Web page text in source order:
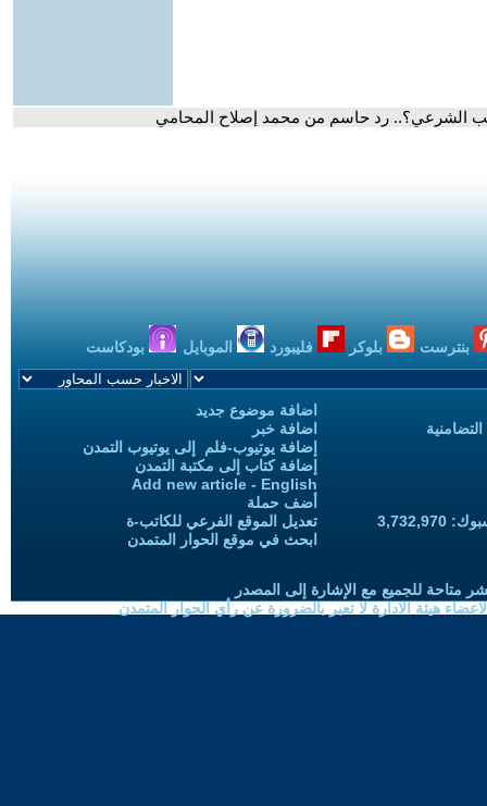
الشرعي؟.. رد حاسم من محمد إصلاح المحامي
بنترست بلوكر فليبورد الموبايل بودكاست
اضافة موضوع جديد
اضافة خبر
إضافة يوتيوب-فلم إلى يوتيوب التمدن
إضافة كتاب إلى مكتبة التمدن
Add new article - English
أضف حملة
تعديل الموقع الفرعي للكاتب-ة
ابحث في موقع الحوار المتمدن
متاحة للجميع مع الإشارة إلى المصدر
هيئة الادارة لا تعبر بالضرورة عن رأي الحوار المتمدن